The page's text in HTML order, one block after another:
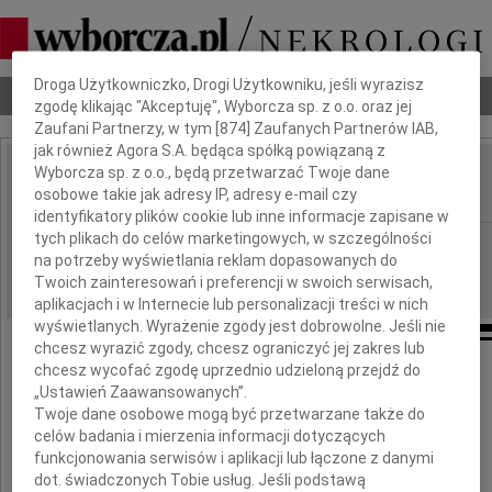
Nekrologi Odeszli Poradnik pogrzebowy
IMIĘ I NAZWISKO: Tadeusz Morzy
REGION: Poznań
DATA EMISJI: 06.02.2025
Z wielkim żalem przyjęliśmy wiadomość,
że w dniu 21 stycznia zmarł nasz Przyjaciel
Dbamy o Twoją prywatność
Droga Użytkowniczko, Drogi Użytkowniku, jeśli wyrazisz
zgodę klikając "Akceptuję", Wyborcza sp. z o.o. oraz jej
Zaufani Partnerzy, w tym [874 ] Zaufanych Partnerów IAB,
jak również Agora S.A. będąca spółką powiązaną z
Wyborcza sp. z o.o., będą przetwarzać Twoje dane
osobowe takie jak adresy IP, adresy e-mail czy
identyfikatory plików cookie lub inne informacje zapisane w
tych plikach do celów marketingowych, w szczególności
na potrzeby wyświetlania reklam dopasowanych do
Twoich zainteresowań i preferencji w swoich serwisach,
aplikacjach i w Internecie lub personalizacji treści w nich
wyświetlanych. Wyrażenie zgody jest dobrowolne. Jeśli nie
chcesz wyrazić zgody, chcesz ograniczyć jej zakres lub
chcesz wycofać zgodę uprzednio udzieloną przejdź do
„Ustawień Zaawansowanych”.
Twoje dane osobowe mogą być przetwarzane także do
celów badania i mierzenia informacji dotyczących
funkcjonowania serwisów i aplikacji lub łączone z danymi
dot. świadczonych Tobie usług. Jeśli podstawą